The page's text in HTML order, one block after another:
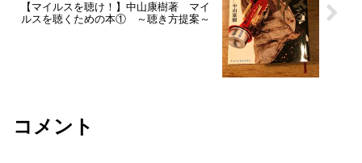
【マイルスを聴け！】中山康樹著 マイ
ルスを聴くための本① ～聴き方提案～
コメント